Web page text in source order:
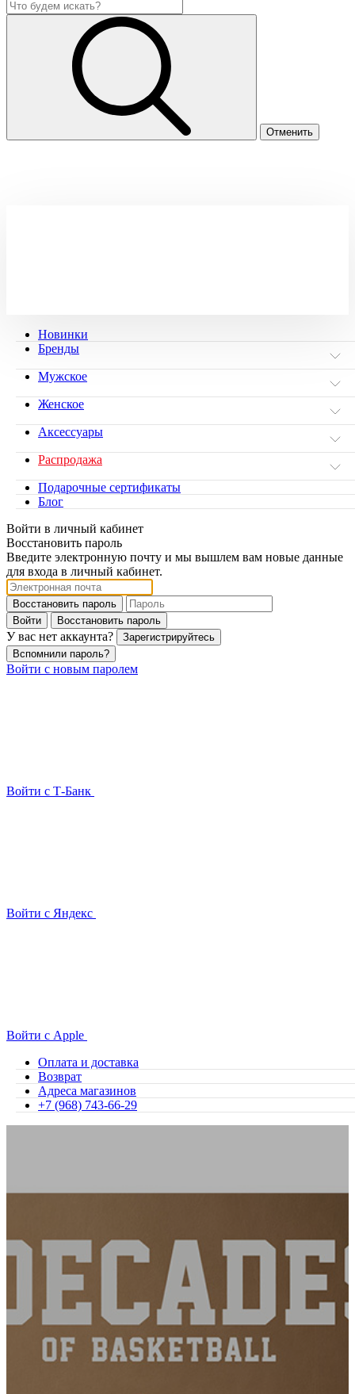
Новинки
Бренды
Мужское
Женское
Аксессуары
Распродажа
Подарочные сертификаты
Блог
Войти в личный кабинет
Восстановить пароль
Введите электронную почту и мы вышлем вам новые данные
для входа в личный кабинет.
Восстановить пароль
Войти
Восстановить пароль
У вас нет аккаунта?
Зарегистрируйтесь
Вспомнили пароль?
Войти с новым паролем
Войти с Т-Банк
Войти с Яндекс
Войти с Apple
Оплата и доставка
Возврат
Адреса магазинов
+7 (968) 743-66-29